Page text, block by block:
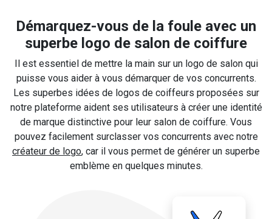
Démarquez-vous de la foule avec un
superbe logo de salon de coiffure
Il est essentiel de mettre la main sur un logo de salon qui
puisse vous aider à vous démarquer de vos concurrents.
Les superbes idées de logos de coiffeurs proposées sur
notre plateforme aident ses utilisateurs à créer une identité
de marque distinctive pour leur salon de coiffure. Vous
pouvez facilement surclasser vos concurrents avec notre
créateur de logo, car il vous permet de générer un superbe
emblème en quelques minutes.